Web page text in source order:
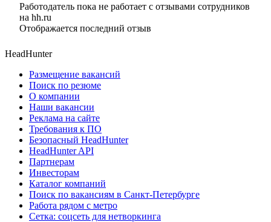
Работодатель пока не работает с отзывами сотрудников
на hh.ru
Отображается последний отзыв
HeadHunter
Размещение вакансий
Поиск по резюме
О компании
Наши вакансии
Реклама на сайте
Требования к ПО
Безопасный HeadHunter
HeadHunter API
Партнерам
Инвесторам
Каталог компаний
Поиск по вакансиям в Санкт-Петербурге
Работа рядом с метро
Сетка: соцсеть для нетворкинга